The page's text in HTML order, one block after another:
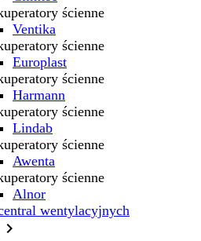
ścienne
Ventika
ścienne
Europlast
ścienne
Harmann
ścienne
Lindab
ścienne
Awenta
ścienne
Alnor
wentylacyjnych
